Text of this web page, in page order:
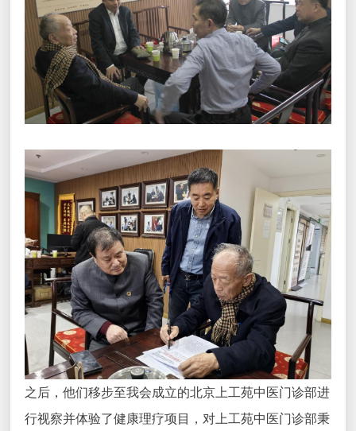
之后，他们移步至我会成立的北京上工苑中医门诊部进
行视察并体验了健康理疗项目，对上工苑中医门诊部秉